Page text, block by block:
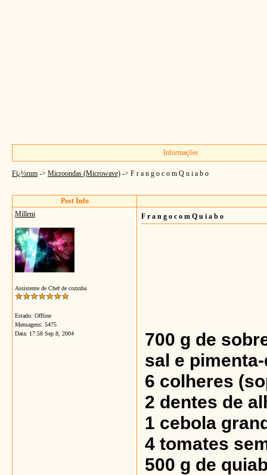
Informações
Fï¿½rum -> Microondas (Microwave) -> F r a n g o c o m Q u i a b o
Post Info
Milleni
Assistente de Chef de cozinha
Estado: Offline
Mensagens: 5475
Data: 17:58 Sep 8, 2004
F r a n g o c o m Q u i a b o
700 g de
sal e
6 colheres
2 dentes de
1 cebola
4 tomates
500 g de